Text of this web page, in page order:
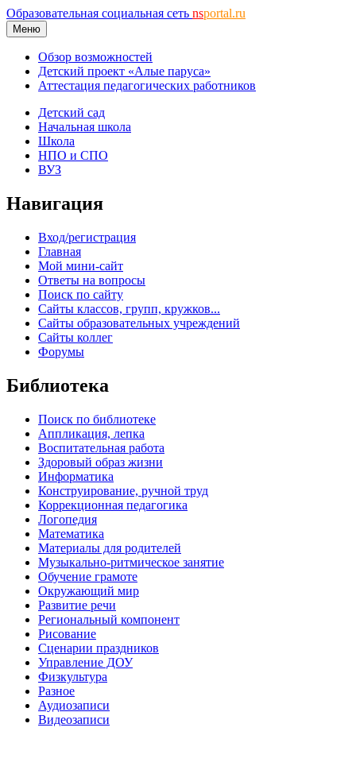
Образовательная социальная сеть nsportal.ru
Меню
Обзор возможностей
Детский проект «Алые паруса»
Аттестация педагогических работников
Детский сад
Начальная школа
Школа
НПО и СПО
ВУЗ
Навигация
Вход/регистрация
Главная
Мой мини-сайт
Ответы на вопросы
Поиск по сайту
Сайты классов, групп, кружков...
Сайты образовательных учреждений
Сайты коллег
Форумы
Библиотека
Поиск по библиотеке
Аппликация, лепка
Воспитательная работа
Здоровый образ жизни
Информатика
Конструирование, ручной труд
Коррекционная педагогика
Логопедия
Математика
Материалы для родителей
Музыкально-ритмическое занятие
Обучение грамоте
Окружающий мир
Развитие речи
Региональный компонент
Рисование
Сценарии праздников
Управление ДОУ
Физкультура
Разное
Аудиозаписи
Видеозаписи